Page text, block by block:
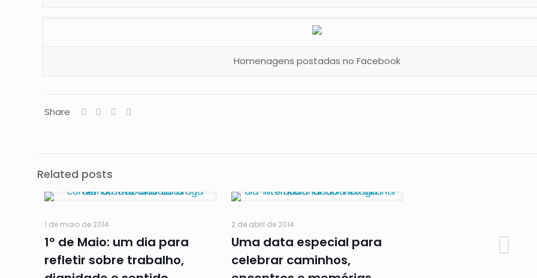
Homenagens postadas no Facebook
Share
Related posts
1 de maio de 2014
1º de Maio: um dia para
refletir sobre trabalho,
2 de abril de 2014
Uma data especial para
celebrar caminhos,